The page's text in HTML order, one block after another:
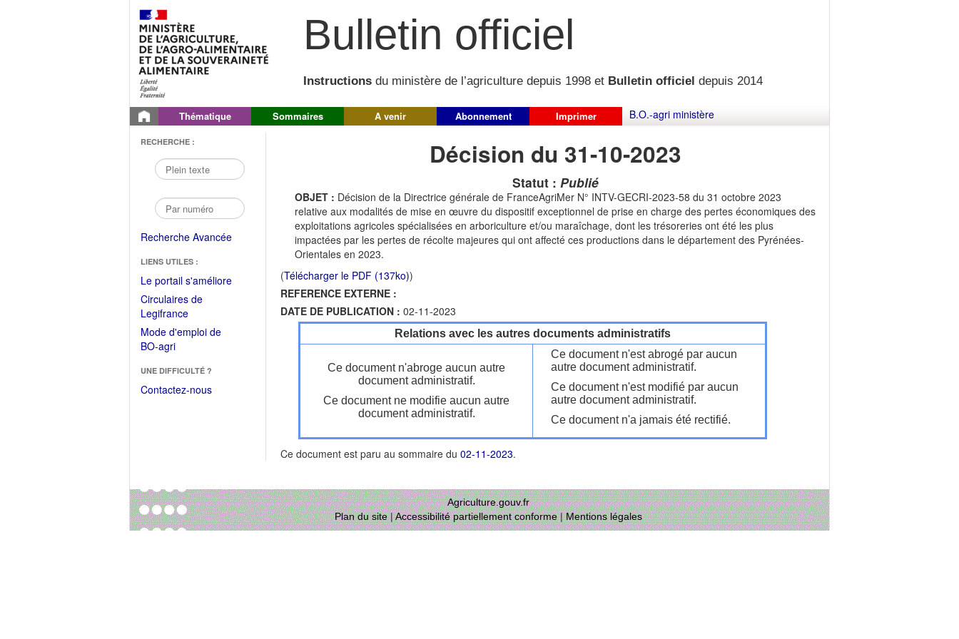
Bulletin officiel
Instructions du ministère de l’agriculture depuis 1998 et Bulletin officiel depuis 2014
Thématique Sommaires A venir Abonnement Imprimer B.O.-agri ministère
RECHERCHE :
Recherche Avancée
LIENS UTILES :
Le portail s'améliore(Fichier
Circulaires de
Legifrance(Ouvrir
dans
une
fenêtre)
Mode d'emploi de
BO-agri(Ouvrir
une
nouvelle
UNE DIFFICULTÉ ?
Contactez-nous
Décision du 31-10-2023
Statut : Publié
OBJET : Décision de la Directrice générale de FranceAgriMer N° INTV-GECRI-2023-58 du 31 octobre 2023
relative aux modalités de mise en œuvre du dispositif exceptionnel de prise en charge des pertes économiques des
exploitations agricoles spécialisées en arboriculture et/ou maraîchage, dont les trésoreries ont été les plus
impactées par les pertes de récolte majeures qui ont affecté ces productions dans le département des Pyrénées-
Orientales en 2023.
(Télécharger le PDF (137ko))
REFERENCE EXTERNE :
DATE DE PUBLICATION : 02-11-2023
Relations avec les autres documents administratifs
Ce document n'abroge aucun autre
document administratif.
Ce document ne modifie aucun autre
document administratif.
Ce document n'est abrogé par aucun
autre document administratif.
Ce document n'est modifié par aucun
autre document administratif.
Ce document n'a jamais été rectifié.
Ce document est paru au sommaire du 02-11-2023.
Agriculture.gouv.fr
Plan du site|Accessibilité partiellement conforme|Mentions légales